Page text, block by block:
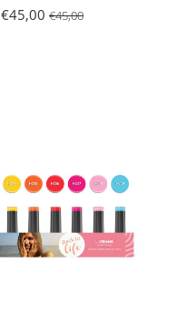
€45,00 €45,00